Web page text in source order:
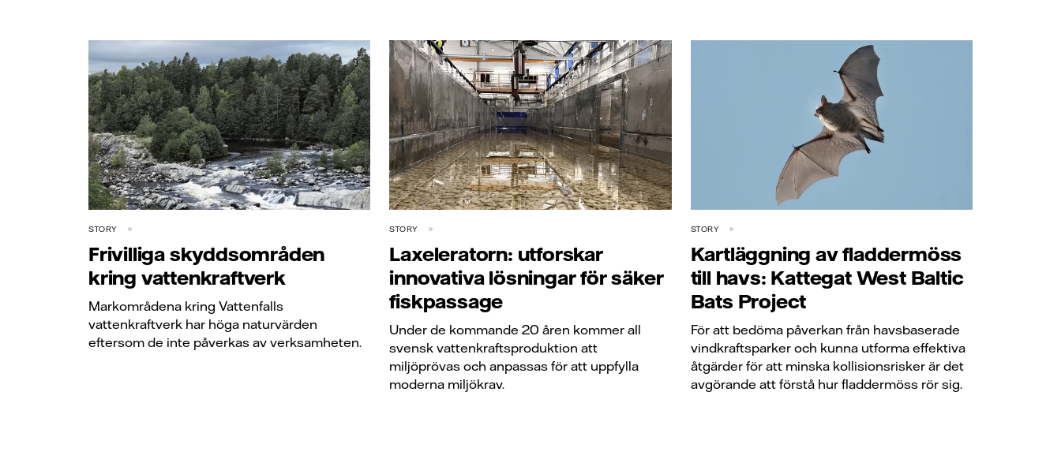
STORY
Frivilliga skyddsområden
kring vattenkraftverk
Markområdena kring Vattenfalls
vattenkraftverk har höga naturvärden
eftersom de inte påverkas av verksamheten.
STORY
Laxeleratorn: utforskar
innovativa lösningar för säker
fiskpassage
Under de kommande 20 åren kommer all
svensk vattenkraftsproduktion att
miljöprövas och anpassas för att uppfylla
moderna miljökrav.
STORY
Kartläggning av fladdermöss
till havs: Kattegat West Baltic
Bats Project
För att bedöma påverkan från havsbaserade
vindkraftsparker och kunna utforma effektiva
åtgärder för att minska kollisionsrisker är det
avgörande att förstå hur fladdermöss rör sig.